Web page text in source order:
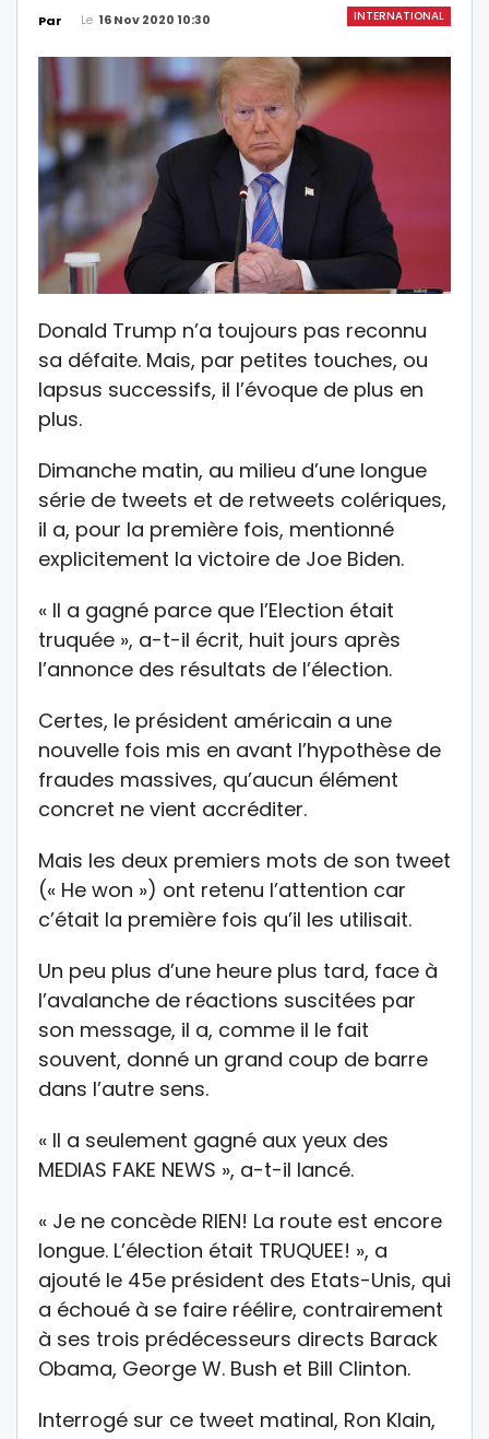
INTERNATIONAL
Par Le 16 Nov 2020 10:30
Donald Trump n’a toujours pas reconnu
sa défaite. Mais, par petites touches, ou
lapsus successifs, il l’évoque de plus en
plus.
Dimanche matin, au milieu d’une longue
série de tweets et de retweets colériques,
il a, pour la première fois, mentionné
explicitement la victoire de Joe Biden.
« Il a gagné parce que l’Election était
truquée », a-t-il écrit, huit jours après
l’annonce des résultats de l’élection.
Certes, le président américain a une
nouvelle fois mis en avant l’hypothèse de
fraudes massives, qu’aucun élément
concret ne vient accréditer.
Mais les deux premiers mots de son tweet
(« He won ») ont retenu l’attention car
c’était la première fois qu’il les utilisait.
Un peu plus d’une heure plus tard, face à
l’avalanche de réactions suscitées par
son message, il a, comme il le fait
souvent, donné un grand coup de barre
dans l’autre sens.
« Il a seulement gagné aux yeux des
MEDIAS FAKE NEWS », a-t-il lancé.
« Je ne concède RIEN! La route est encore
longue. L’élection était TRUQUEE! », a
ajouté le 45e président des Etats-Unis, qui
a échoué à se faire réélire, contrairement
à ses trois prédécesseurs directs Barack
Obama, George W. Bush et Bill Clinton.
Interrogé sur ce tweet matinal, Ron Klain,